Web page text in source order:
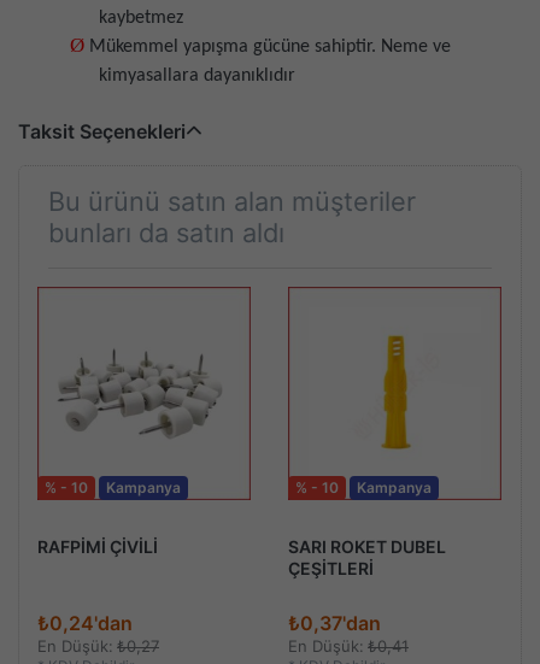
kaybetmez
Ø Mükemmel yapışma gücüne sahiptir. Neme ve
kimyasallara dayanıklıdır
Taksit Seçenekleri
Bu ürünü satın alan müşteriler
bunları da satın aldı
% - 10 Kampanya
RAFPİMİ ÇİVİLİ
₺0,24'dan
En Düşük: ₺0,27
% - 10 Kampanya
SARI ROKET DUBEL
ÇEŞİTLERİ
₺0,37'dan
En Düşük: ₺0,41